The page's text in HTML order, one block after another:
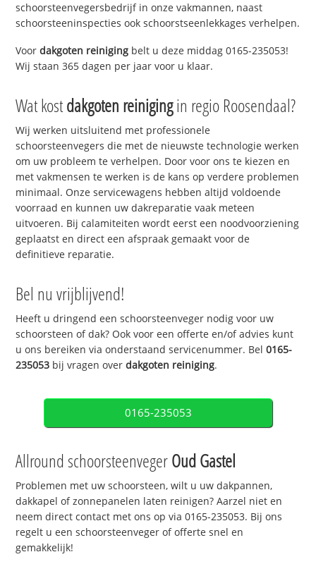
schoorsteenvegersbedrijf in onze vakmannen, naast
schoorsteeninspecties ook schoorstseenlekkages verhelpen.
Voordakgoten reiniging belt u deze middag 0165-235053!
Wij staan 365 dagen per jaar voor u klaar.
Wat kostdakgoten reinigingin regio Roosendaal?
Wij werken uitsluitend met professionele
schoorsteenvegers die met de nieuwste technologie werken
om uw probleem te verhelpen. Door voor ons te kiezen en
met vakmensen te werken is de kans op verdere problemen
minimaal. Onze servicewagens hebben altijd voldoende
voorraad en kunnen uw dakreparatie vaak meteen
uitvoeren. Bij calamiteiten wordt eerst een noodvoorziening
geplaatst en direct een afspraak gemaakt voor de
definitieve reparatie.
Bel nu vrijblijvend!
Heeft u dringend een schoorsteenveger nodig voor uw
schoorsteen of dak? Ook voor een offerte en/of advies kunt
u ons bereiken via onderstaand servicenummer. Bel0165-
235053 bij vragen overdakgoten reiniging.
0165-235053
Allround schoorsteenvegerOud Gastel
Problemen met uw schoorsteen, wilt u uw dakpannen,
dakkapel of zonnepanelen laten reinigen? Aarzel niet en
neem direct contact met ons op via 0165-235053. Bij ons
regelt u een schoorsteenveger of offerte snel en
gemakkelijk!